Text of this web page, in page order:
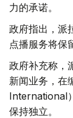
力的承诺。
政府指出，派
点播服务将保
政府补充称，
新闻业务，在
International
保持独立。